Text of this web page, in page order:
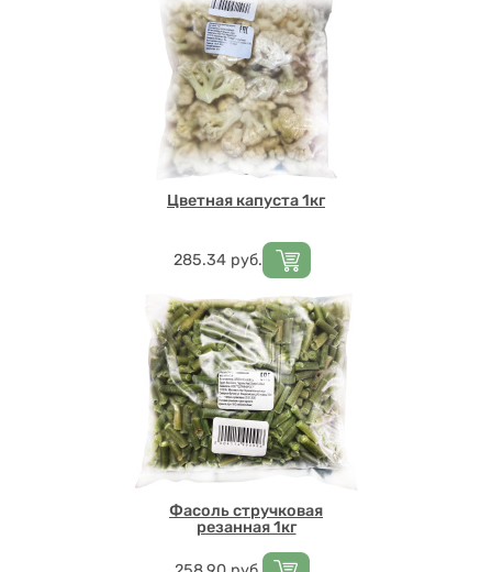
Цветная капуста 1кг
Цена
285.34 руб.
Фасоль стручковая
резанная 1кг